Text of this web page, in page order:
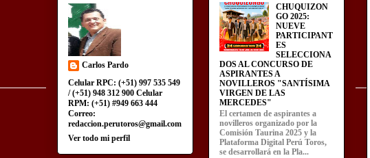
Carlos Pardo
Celular RPC: (+51) 997 535 549
/ (+51) 948 312 900 Celular
RPM: (+51) #949 663 444
Correo:
redaccion.perutoros@gmail.com
Ver todo mi perfil
CHUQUIZON
GO 2025:
NUEVE
PARTICIPANT
ES
SELECCIONA
DOS AL CONCURSO DE
ASPIRANTES A
NOVILLEROS "SANTÍSIMA
VIRGEN DE LAS
MERCEDES"
El certamen de aspirantes a
novilleros organizado por la
Comisión Taurina 2025 y la
Plataforma Digital Perú Toros,
se desarrollará en la Pla...